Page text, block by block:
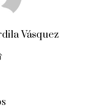
Vásquez